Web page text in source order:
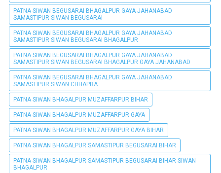
PATNA SIWAN BEGUSARAI BHAGALPUR GAYA JAHANABAD
SAMASTIPUR SIWAN BEGUSARAI
PATNA SIWAN BEGUSARAI BHAGALPUR GAYA JAHANABAD
SAMASTIPUR SIWAN BEGUSARAI BHAGALPUR
PATNA SIWAN BEGUSARAI BHAGALPUR GAYA JAHANABAD
SAMASTIPUR SIWAN BEGUSARAI BHAGALPUR GAYA JAHANABAD
PATNA SIWAN BEGUSARAI BHAGALPUR GAYA JAHANABAD
SAMASTIPUR SIWAN CHHAPRA
PATNA SIWAN BHAGALPUR MUZAFFARPUR BIHAR
PATNA SIWAN BHAGALPUR MUZAFFARPUR GAYA
PATNA SIWAN BHAGALPUR MUZAFFARPUR GAYA BIHAR
PATNA SIWAN BHAGALPUR SAMASTIPUR BEGUSARAI BIHAR
PATNA SIWAN BHAGALPUR SAMASTIPUR BEGUSARAI BIHAR SIWAN
BHAGALPUR